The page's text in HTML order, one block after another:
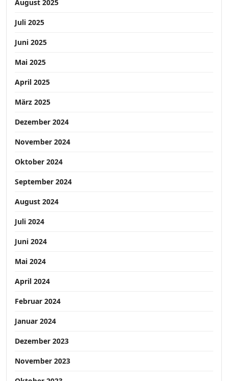
August 2025
Juli 2025
Juni 2025
Mai 2025
April 2025
März 2025
Dezember 2024
November 2024
Oktober 2024
September 2024
August 2024
Juli 2024
Juni 2024
Mai 2024
April 2024
Februar 2024
Januar 2024
Dezember 2023
November 2023